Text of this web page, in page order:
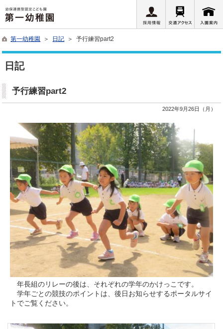
第一幼稚園 ＞ 日記 ＞ 予行練習part2
日記
予行練習part2
2022年9月26日（月）
年長組のリレーの後は、それぞれの学年のかけっこです。
学年ごとの競技のポイントは、後日お知らせするポータルサイ
トでご覧ください。